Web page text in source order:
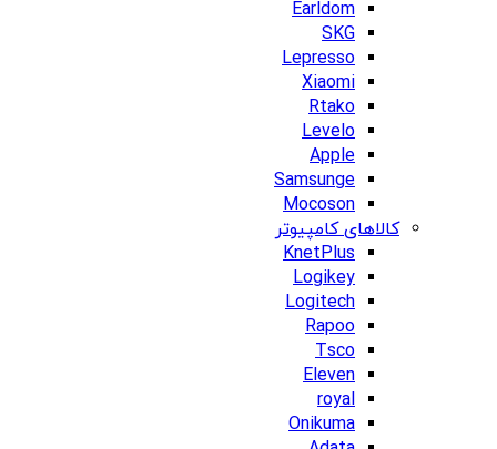
Earldom
SKG
Lepresso
Xiaomi
Rtako
Levelo
Apple
Samsunge
Mocoson
کالاهای کامپیوتر
KnetPlus
Logikey
Logitech
Rapoo
Tsco
Eleven
royal
Onikuma